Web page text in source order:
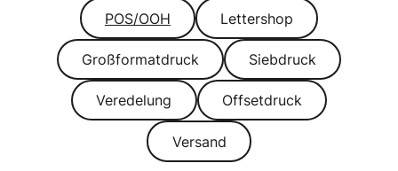
POS/OOH Lettershop
Großformatdruck Siebdruck
Veredelung Offsetdruck
Versand